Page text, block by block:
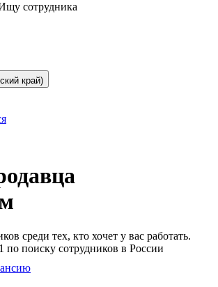
сотрудника
край)
среди тех, кто хочет у вас работать.
по поиску сотрудников в России